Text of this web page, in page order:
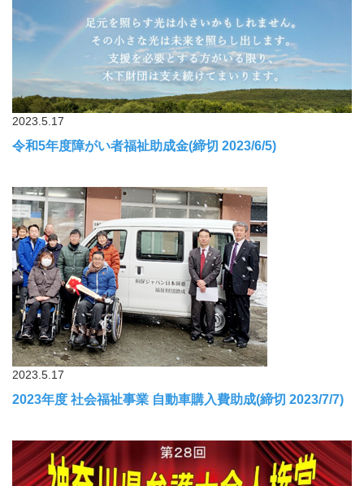
2023.5.17
令和5年度障がい者福祉助成金(締切 2023/6/5)
2023.5.17
2023年度 社会福祉事業 自動車購入費助成(締切 2023/7/7)